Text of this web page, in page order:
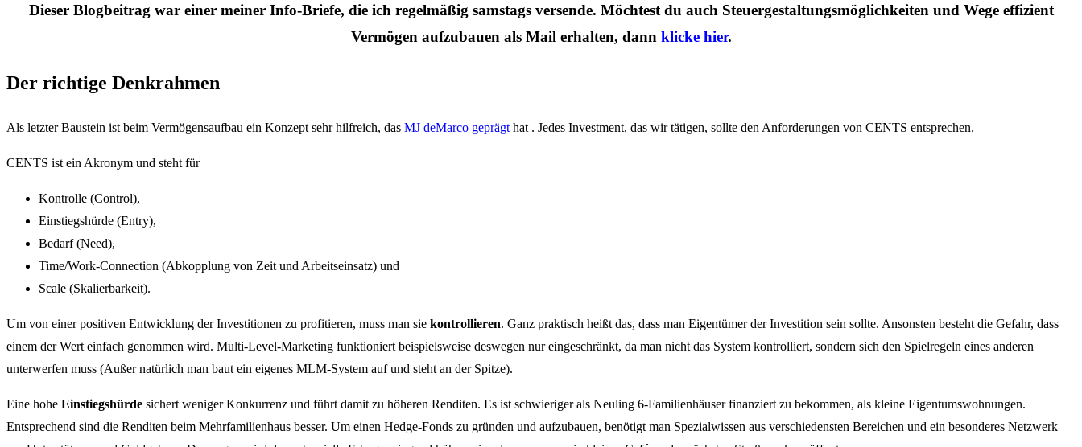
Dieser Blogbeitrag war einer meiner Info-Briefe, die ich regelmäßig samstags versende. Möchtest du auch Steuergestaltungsmöglichkeiten und Wege effizient
Vermögen aufzubauen als Mail erhalten, dann klicke hier.
Der richtige Denkrahmen
Als letzter Baustein ist beim Vermögensaufbau ein Konzept sehr hilfreich, das MJ deMarco geprägt hat . Jedes Investment, das wir tätigen, sollte den Anforderungen von CENTS entsprechen.
CENTS ist ein Akronym und steht für
Kontrolle (Control),
Einstiegshürde (Entry),
Bedarf (Need),
Time/Work-Connection (Abkopplung von Zeit und Arbeitseinsatz) und
Scale (Skalierbarkeit).
Um von einer positiven Entwicklung der Investitionen zu profitieren, muss man sie kontrollieren. Ganz praktisch heißt das, dass man Eigentümer der Investition sein sollte. Ansonsten besteht die Gefahr, dass
einem der Wert einfach genommen wird. Multi-Level-Marketing funktioniert beispielsweise deswegen nur eingeschränkt, da man nicht das System kontrolliert, sondern sich den Spielregeln eines anderen
unterwerfen muss (Außer natürlich man baut ein eigenes MLM-System auf und steht an der Spitze).
Eine hohe Einstiegshürde sichert weniger Konkurrenz und führt damit zu höheren Renditen. Es ist schwieriger als Neuling 6-Familienhäuser finanziert zu bekommen, als kleine Eigentumswohnungen.
Entsprechend sind die Renditen beim Mehrfamilienhaus besser. Um einen Hedge-Fonds zu gründen und aufzubauen, benötigt man Spezialwissen aus verschiedensten Bereichen und ein besonderes Netzwerk